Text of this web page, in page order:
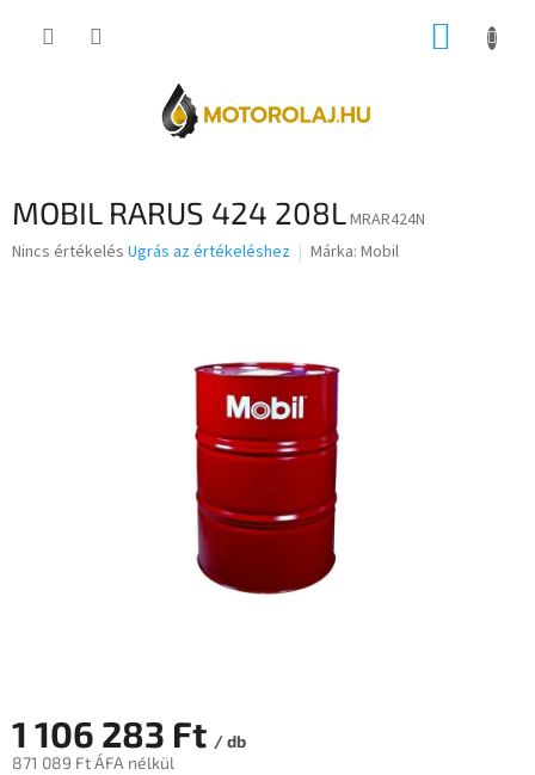
KOSÁR
MOBIL RARUS 424 208LMRAR424N
A
Nincs értékelés Ugrás az értékeléshez Márka: Mobil
1 106 283 Ft / db
871 089 Ft ÁFA nélkül